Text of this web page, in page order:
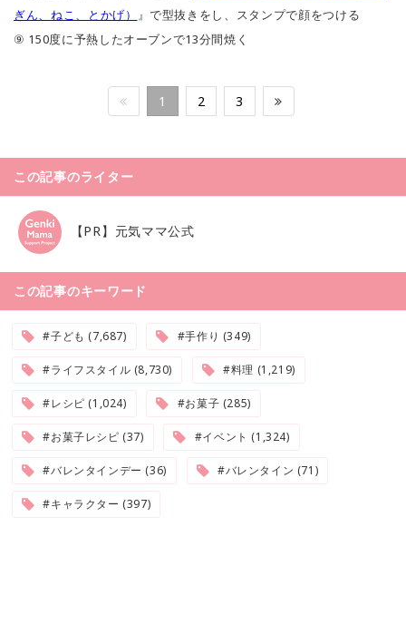
ぎん、ねこ、とかげ） 』で型抜きをし、スタンプで顔をつける
⑨ 150度に予熱したオーブンで13分間焼く
1 2 3
この記事のライター
【PR】元気ママ公式
この記事のキーワード
#子ども (7,687) #手作り (349)
#ライフスタイル (8,730) #料理 (1,219)
#レシピ (1,024) #お菓子 (285)
#お菓子レシピ (37) #イベント (1,324)
#バレンタインデー (36) #バレンタイン (71)
#キャラクター (397)